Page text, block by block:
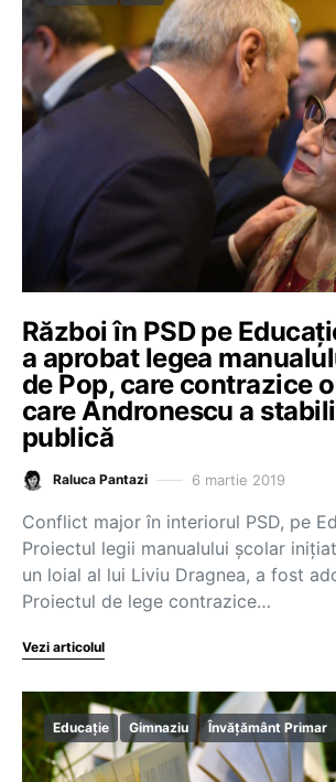
Război în PSD pe
a aprobat legea
de Pop, care contrazice
care Andronescu a
publică
Raluca Pantazi 6 martie 2019
Conflict major în interiorul PSD, pe
Proiectul legii manualului școlar
un loial al lui Liviu Dragnea, a fost
Proiectul de lege contrazice…
Vezi articolul
Educație Gimnaziu Învățământ Primar